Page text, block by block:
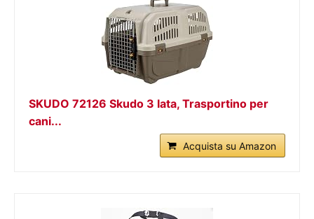
SKUDO 72126 Skudo 3 Iata, Trasportino per
cani...
Acquista su Amazon